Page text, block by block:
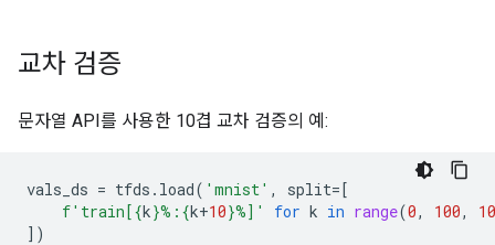
교차 검증
문자열 API를 사용한 10겹 교차 검증의 예:
vals_ds = tfds . load( 'mnist' , split=[
f'train[{k}%: {k+10}%]' for k in range(0, 100,
10
])